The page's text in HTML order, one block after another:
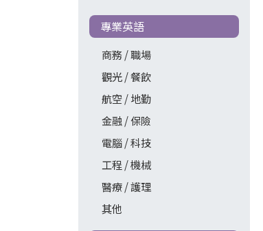
專業英語
商務 / 職場
觀光 / 餐飲
航空 / 地勤
金融 / 保險
電腦 / 科技
工程 / 機械
醫療 / 護理
其他